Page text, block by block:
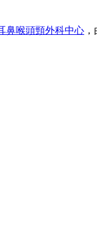
鼻喉頭頸外科中心